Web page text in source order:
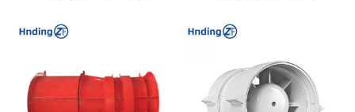
надежной вентиляции
оптимизации работы